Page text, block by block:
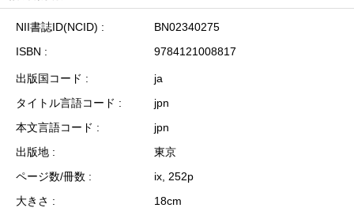
NII書誌ID(NCID)
BN02340275
ISBN
9784121008817
出版国コード
ja
タイトル言語コード
jpn
本文言語コード
jpn
出版地
東京
ページ数/冊数
ix, 252p
大きさ
18cm